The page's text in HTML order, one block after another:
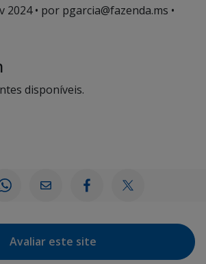
2024• por pgarcia@fazenda.ms •
disponíveis.
Avaliar este site